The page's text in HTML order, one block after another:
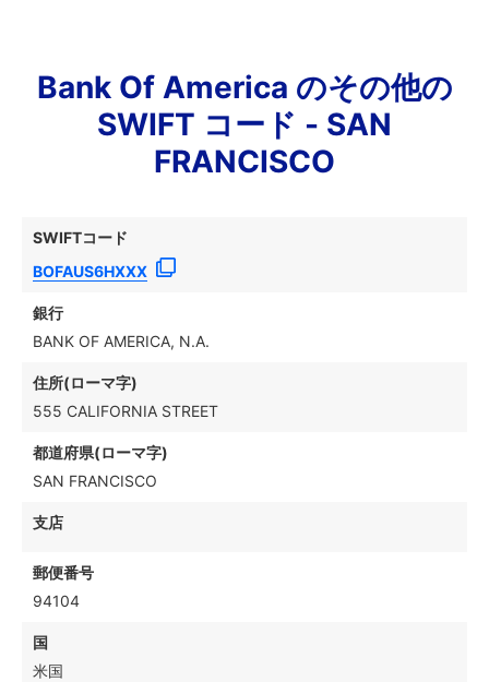
Bank Of America のその他の
SWIFT コード - SAN
FRANCISCO
SWIFTコード
BOFAUS6HXXX
銀行
BANK OF AMERICA, N.A.
住所(ローマ字)
555 CALIFORNIA STREET
都道府県(ローマ字)
SAN FRANCISCO
支店
郵便番号
94104
国
米国